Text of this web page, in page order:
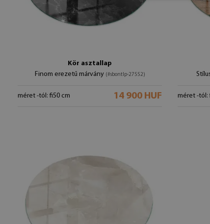
Kör asztallap
Finom erezetű márvány (#sbontlp-27552)
méret -tól: fi50 cm 14 900 HUF méret -tól: